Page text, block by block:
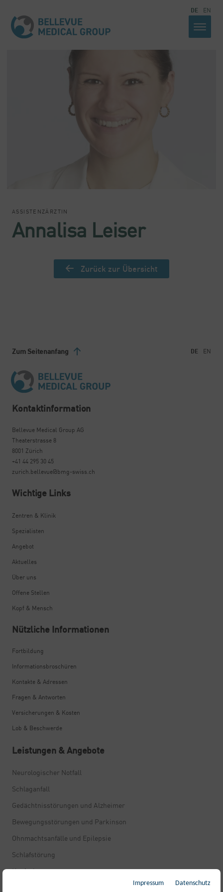
DE EN
ASSISTENZÄRZTIN
Annalisa Leiser
Zurück zur Übersicht
Zum Seitenanfang DE EN
Kontaktinformation
Bellevue Medical Group AG
Theaterstrasse 8
8001 Zürich
+41 44 295 30 45
zurich.bellevue@bmg-swiss.ch
Wichtige Links
Zentren & Klinik
Spezialisten
Angebot
Aktuelles
Über uns
Offene Stellen
Kopf & Mensch
Nützliche Informationen
Fortbildung
Informationsbroschüren
Kontakte & Adressen
Fragen & Antworten
Versicherungen & Kosten
Lob & Beschwerde
Leistungen & Angebote
Neurologischer Notfall
Schlaganfall
Gedächtnisstörungen und Alzheimer
Bewegungsstörungen und Parkinson
Ohnmachtsanfälle und Epilepsie
Schlafstörung
Kopfschmerzen
Impressum Datenschutz